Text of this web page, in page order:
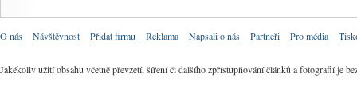
O nás Návštěvnost Přidat firmu Reklama Napsali o nás Partneři Pro média
Jakékoliv užití obsahu včetně převzetí, šíření či dalšího zpřístupňování článků a fotografií je